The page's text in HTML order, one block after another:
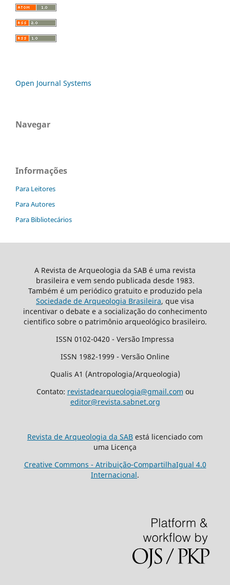
Open Journal Systems
Navegar
Informações
Para Leitores
Para Autores
Para Bibliotecários
A Revista de Arqueologia da SAB é uma revista
brasileira e vem sendo publicada desde 1983.
Também é um periódico gratuito e produzido pela
Sociedade de Arqueologia Brasileira, que visa
incentivar o debate e a socialização do conhecimento
cientifico sobre o patrimônio arqueológico brasileiro.
ISSN 0102-0420 - Versão Impressa
ISSN 1982-1999 - Versão Online
Qualis A1 (Antropologia/Arqueologia)
Contato: revistadearqueologia@gmail.com ou
editor@revista.sabnet.org
Revista de Arqueologia da SAB está licenciado com
uma Licença
Creative Commons - Atribuição-CompartilhaIgual 4.0
Internacional.